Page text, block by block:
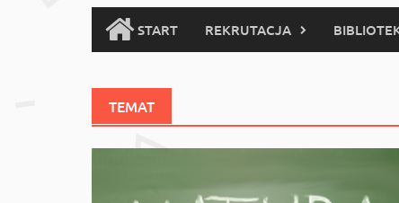
START REKRUTACJA
TEMAT